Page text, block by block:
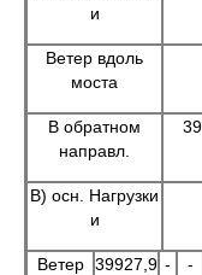
и
Ветер вдоль
моста
В обратном
направл.
В) осн. Нагрузки
и
Ветер 39927,9 - -